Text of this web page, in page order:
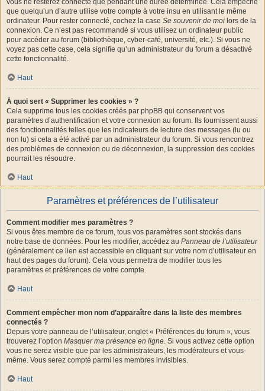
vous ne resterez connecté que pendant une durée déterminée. Cela empêche
que quelqu’un d’autre utilise votre compte à votre insu en utilisant le même
ordinateur. Pour rester connecté, cochez la case Se souvenir de moi lors de la
connexion. Ce n’est pas recommandé si vous utilisez un ordinateur public
pour accéder au forum (bibliothèque, cyber-café, université, etc.). Si vous ne
voyez pas cette case, cela signifie qu’un administrateur du forum a désactivé
cette fonctionnalité.
Haut
À quoi sert « Supprimer les cookies » ?
Cela supprime tous les cookies créés par phpBB qui conservent vos
paramètres d’authentification et votre connexion au forum. Ils fournissent aussi
des fonctionnalités telles que les indicateurs de lecture des messages (lu ou
non lu) si cela a été activé par un administrateur du forum. Si vous rencontrez
des problèmes de connexion ou de déconnexion, la suppression des cookies
pourrait les résoudre.
Haut
Paramètres et préférences de l’utilisateur
Comment modifier mes paramètres ?
Si vous êtes membre de ce forum, tous vos paramètres sont stockés dans
notre base de données. Pour les modifier, accédez au Panneau de l’utilisateur
(généralement ce lien est accessible en cliquant sur votre nom d’utilisateur en
haut des pages du forum). Cela vous permettra de modifier tous les
paramètres et préférences de votre compte.
Haut
Comment empêcher mon nom d’apparaître dans la liste des membres
connectés ?
Depuis votre panneau de l’utilisateur, onglet « Préférences du forum », vous
trouverez l’option Masquer ma présence en ligne. Si vous activez cette option
vous ne serez visible que par les administrateurs, les modérateurs et vous-
même. Vous serez compté parmi les membres invisibles.
Haut